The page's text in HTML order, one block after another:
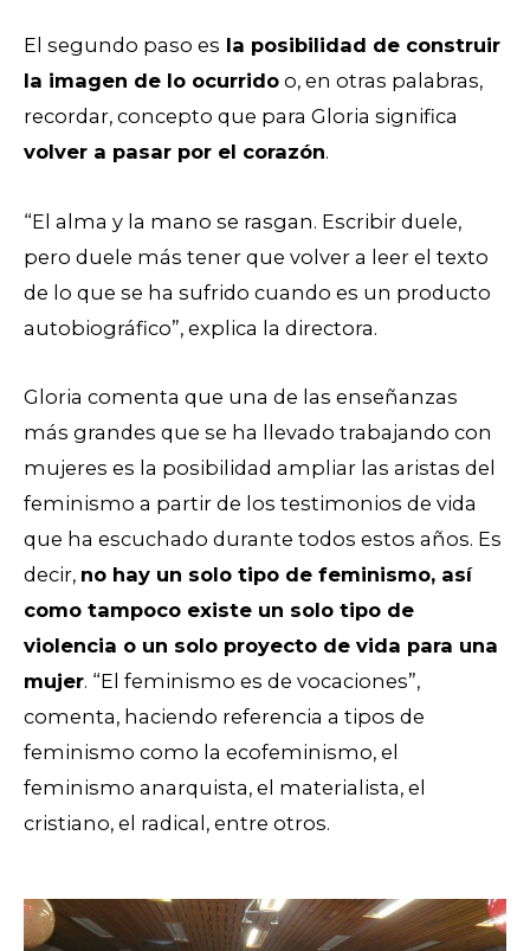
El segundo paso es la posibilidad de construir
la imagen de lo ocurrido o, en otras palabras,
recordar, concepto que para Gloria significa
volver a pasar por el corazón.
“El alma y la mano se rasgan. Escribir duele,
pero duele más tener que volver a leer el texto
de lo que se ha sufrido cuando es un producto
autobiográfico”, explica la directora.
Gloria comenta que una de las enseñanzas
más grandes que se ha llevado trabajando con
mujeres es la posibilidad ampliar las aristas del
feminismo a partir de los testimonios de vida
que ha escuchado durante todos estos años. Es
decir, no hay un solo tipo de feminismo, así
como tampoco existe un solo tipo de
violencia o un solo proyecto de vida para una
mujer. “El feminismo es de vocaciones”,
comenta, haciendo referencia a tipos de
feminismo como la ecofeminismo, el
feminismo anarquista, el materialista, el
cristiano, el radical, entre otros.